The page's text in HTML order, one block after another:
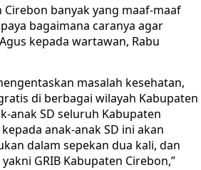
banyak yang maaf-maaf
bagaimana caranya agar
kepada wartawan, Rabu
masalah kesehatan,
di berbagai wilayah Kabupaten
anak SD seluruh Kabupaten
anak-anak SD ini akan
dalam sepekan dua kali, dan
GRIB Kabupaten Cirebon,”